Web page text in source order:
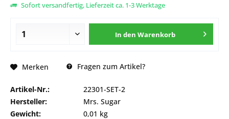
Sofort versandfertig, Lieferzeit ca. 1-3 Werktage
In den Warenkorb
Merken Fragen zum Artikel?
Artikel-Nr.:
22301-SET-2
Hersteller:
Mrs. Sugar
Gewicht:
0,01 kg